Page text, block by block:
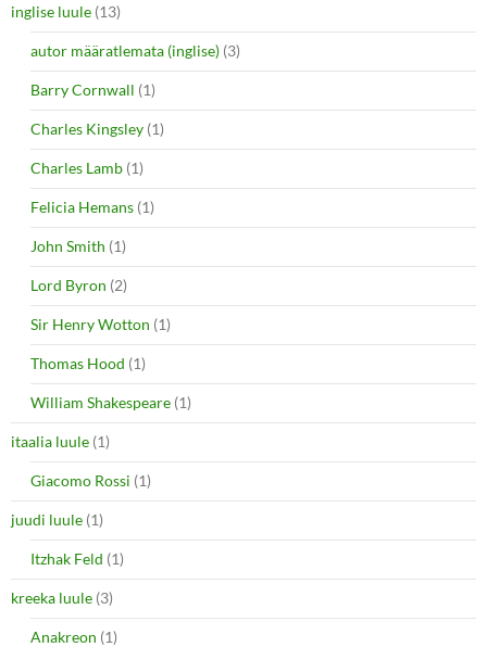
inglise luule (13)
autor määratlemata (inglise) (3)
Barry Cornwall (1)
Charles Kingsley (1)
Charles Lamb (1)
Felicia Hemans (1)
John Smith (1)
Lord Byron (2)
Sir Henry Wotton (1)
Thomas Hood (1)
William Shakespeare (1)
itaalia luule (1)
Giacomo Rossi (1)
juudi luule (1)
Itzhak Feld (1)
kreeka luule (3)
Anakreon (1)